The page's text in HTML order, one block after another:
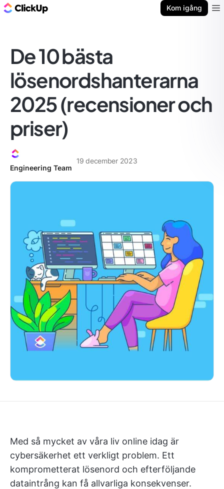
Kom igång
De 10 bästa
lösenordshanterarna
2025 (recensioner och
priser)
Engineering Team
19 december 2023
Med så mycket av våra liv online idag är
cybersäkerhet ett verkligt problem. Ett
komprometterat lösenord och efterföljande
dataintrång kan få allvarliga konsekvenser.